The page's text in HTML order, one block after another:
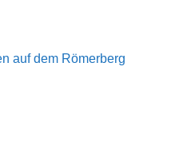
auf dem Römerberg